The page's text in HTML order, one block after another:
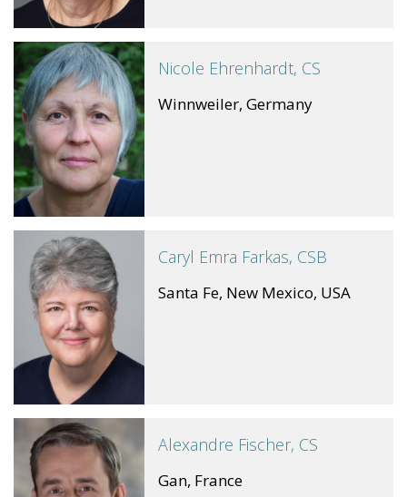
Nicole Ehrenhardt, CS
Winnweiler, Germany
Caryl Emra Farkas, CSB
Santa Fe, New Mexico, USA
Alexandre Fischer, CS
Gan, France